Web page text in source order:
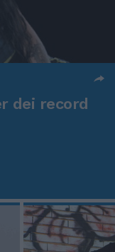
dei record